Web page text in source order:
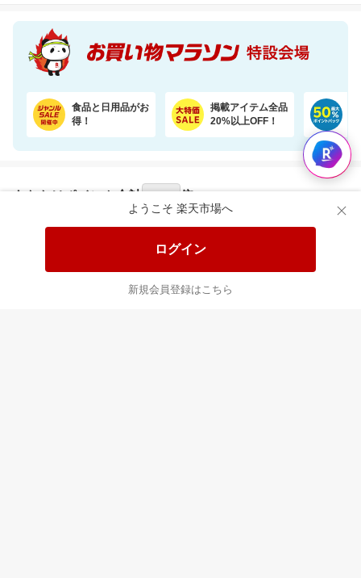
ようこそ 楽天市場へ
ログイン
新規会員登録はこちら
食品と日用品がお
得！
掲載アイテム全品
20%以上OFF！
あなたはポイント 合計 倍